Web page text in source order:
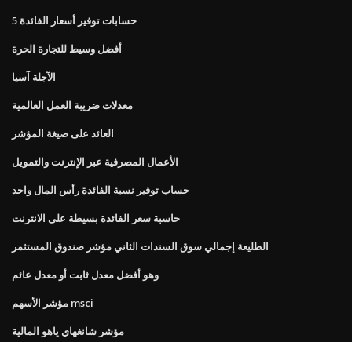
5 حسابات توفير أسعار الفائدة
أفضل وسيط للتجارة الحرة
الآجلة آسيا
معدلات ضريبة العمل العالمية
العائد على صيغة المؤشر
الأعمال المصرفية عبر الإنترنت والتمويل
حساب توفير نسبة الفائدة رأس المال واحد
حاسبة سعر الفائدة بسيطة على الانترنت
الطليعة إجمالي سوق السندات الثاني مؤشر صندوق المستثمر
وهو أفضل معدل ثابت أو معدل عائم
مؤشر الأسهم msci
مؤشر شانغهاي ياهو المالية